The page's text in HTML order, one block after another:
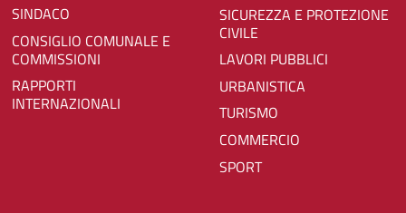
SINDACO
CONSIGLIO COMUNALE E
COMMISSIONI
RAPPORTI
INTERNAZIONALI
SICUREZZA E PROTEZIONE
CIVILE
LAVORI PUBBLICI
URBANISTICA
TURISMO
COMMERCIO
SPORT